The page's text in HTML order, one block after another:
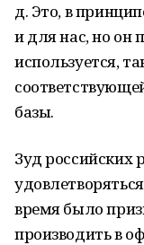
д. Это, в
и для нас, но он
используется,
базы.
Зуд российских
время было
производить в